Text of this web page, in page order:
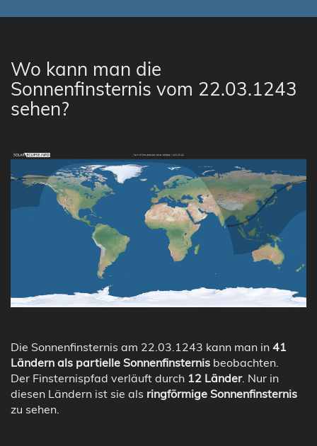
Wo kann man die
Sonnenfinsternis vom 22.03.1243
sehen?
Die Sonnenfinsternis am 22.03.1243 kann man in 41
Ländern als partielle Sonnenfinsternis beobachten.
Der Finsternispfad verläuft durch 12 Länder. Nur in
diesen Ländern ist sie als ringförmige Sonnenfinsternis
zu sehen.